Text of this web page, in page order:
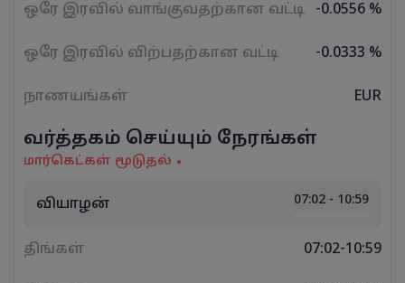
ஒரே இரவில் வாங்குவதற்கான வட்டி -0.0556 %
ஒரே இரவில் விற்பதற்கான வட்டி -0.0333 %
நாணயங்கள் EUR
வர்த்தகம் செய்யும் நேரங்கள்
மார்கெட்கள் மூடுதல்
வியாழன் 07:02 - 10:59
திங்கள் 07:02-10:59